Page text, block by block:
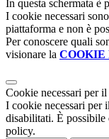
In questa schermata è
I cookie necessari
piattaforma e non è
Per conoscere quali
visionare la COOKIE
Cookie necessari per
I cookie necessari per
disabilitati. È possibile
policy.